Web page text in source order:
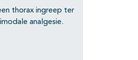
thorax ingreep ter
analgesie.